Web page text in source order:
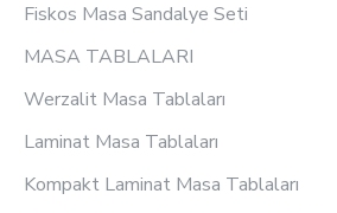
Fiskos Masa Sandalye Seti
MASA TABLALARI
Werzalit Masa Tablaları
Laminat Masa Tablaları
Kompakt Laminat Masa Tablaları